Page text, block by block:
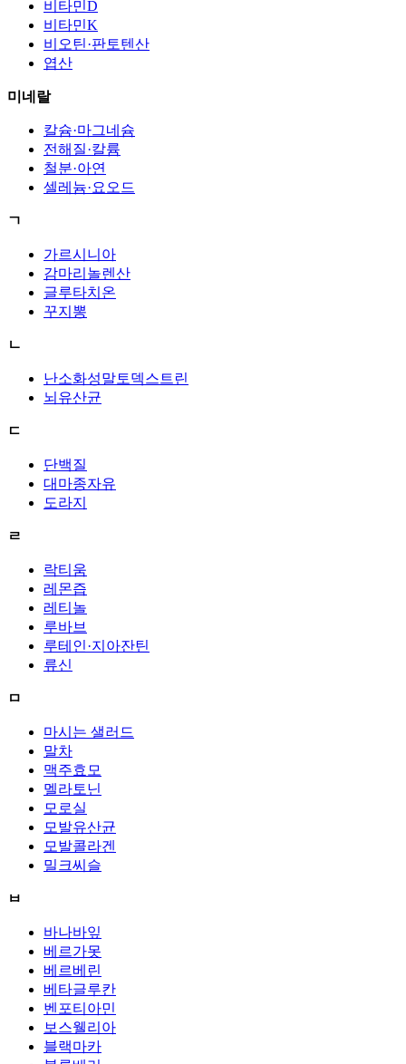
비타민D
비타민K
비오틴·판토텐산
엽산
미네랄
칼슘·마그네슘
전해질·칼륨
철분·아연
셀레늄·요오드
ㄱ
가르시니아
감마리놀렌산
글루타치온
꾸지뽕
ㄴ
난소화성말토덱스트린
뇌유산균
ㄷ
단백질
대마종자유
도라지
ㄹ
락티움
레몬즙
레티놀
루바브
루테인·지아잔틴
류신
ㅁ
마시는 샐러드
말차
맥주효모
멜라토닌
모로실
모발유산균
모발콜라겐
밀크씨슬
ㅂ
바나바잎
베르가못
베르베린
베타글루칸
벤포티아민
보스웰리아
블랙마카